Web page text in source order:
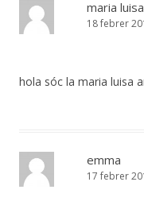
maria luisa
18 febrer
hola sóc la maria luisa
emma
17 febrer